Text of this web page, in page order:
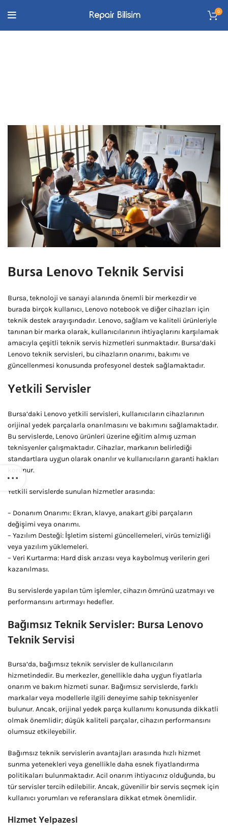
0
Bursa Lenovo Teknik Servisi
Bursa, teknoloji ve sanayi alanında önemli bir merkezdir ve
burada birçok kullanıcı, Lenovo notebook ve diğer cihazları için
teknik destek arayışındadır. Lenovo, sağlam ve kaliteli ürünleriyle
tanınan bir marka olarak, kullanıcılarının ihtiyaçlarını karşılamak
amacıyla çeşitli teknik servis hizmetleri sunmaktadır. Bursa’daki
Lenovo teknik servisleri, bu cihazların onarımı, bakımı ve
güncellenmesi konusunda profesyonel destek sağlamaktadır.
Yetkili Servisler
Bursa’daki Lenovo yetkili servisleri, kullanıcıların cihazlarının
orijinal yedek parçalarla onarılmasını ve bakımını sağlamaktadır.
Bu servislerde, Lenovo ürünleri üzerine eğitim almış uzman
teknisyenler çalışmaktadır. Cihazlar, markanın belirlediği
standartlara uygun olarak onarılır ve kullanıcıların garanti hakları
korunur.
Yetkili servislerde sunulan hizmetler arasında:
– Donanım Onarımı: Ekran, klavye, anakart gibi parçaların
değişimi veya onarımı.
– Yazılım Desteği: İşletim sistemi güncellemeleri, virüs temizliği
veya yazılım yüklemeleri.
– Veri Kurtarma: Hard disk arızası veya kaybolmuş verilerin geri
kazanılması.
Bu servislerde yapılan tüm işlemler, cihazın ömrünü uzatmayı ve
performansını artırmayı hedefler.
Bağımsız Teknik Servisler: Bursa Lenovo
Teknik Servisi
Bursa’da, bağımsız teknik servisler de kullanıcıların
hizmetindedir. Bu merkezler, genellikle daha uygun fiyatlarla
onarım ve bakım hizmeti sunar. Bağımsız servislerde, farklı
markalar veya modellerle ilgili deneyime sahip teknisyenler
bulunur. Ancak, orijinal yedek parça kullanımı konusunda dikkatli
olmak önemlidir; düşük kaliteli parçalar, cihazın performansını
olumsuz etkileyebilir.
Bağımsız teknik servislerin avantajları arasında hızlı hizmet
sunma yetenekleri veya genellikle daha esnek fiyatlandırma
politikaları bulunmaktadır. Acil onarım ihtiyacınız olduğunda, bu
tür servisler tercih edilebilir. Ancak, güvenilir bir servis seçmek için
kullanıcı yorumları ve referanslara dikkat etmek önemlidir.
Hizmet Yelpazesi